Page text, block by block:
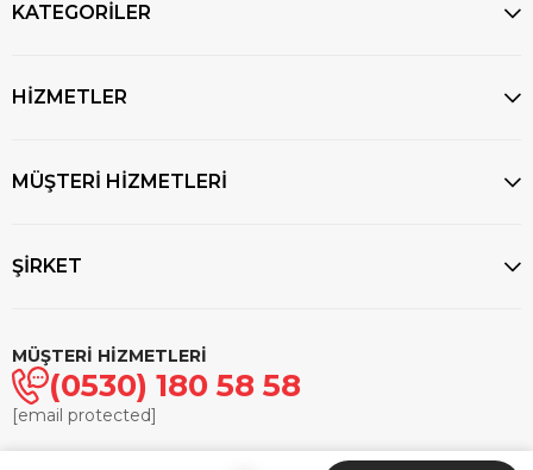
KATEGORİLER
HİZMETLER
MÜŞTERİ HİZMETLERİ
ŞİRKET
MÜŞTERİ HİZMETLERİ
(0530) 180 58 58
[email protected]
- Tüm hakları saklıdır.